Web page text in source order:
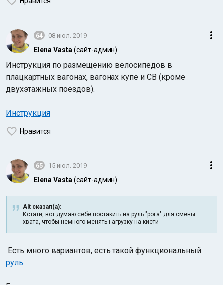
64 08 июл. 2019
Elena Vasta (сайт-админ)
Инструкция по размещению велосипедов в
плацкартных вагонах, вагонах купе и СВ (кроме
двухэтажных поездов).
Инструкция
Нравится
65 15 июл. 2019
Elena Vasta (сайт-админ)
Alt сказал(а):
Кстати, вот думаю себе поставить на руль "рога" для смены
хвата, чтобы немного менять нагрузку на кисти
Есть много вариантов, есть такой функциональный
руль